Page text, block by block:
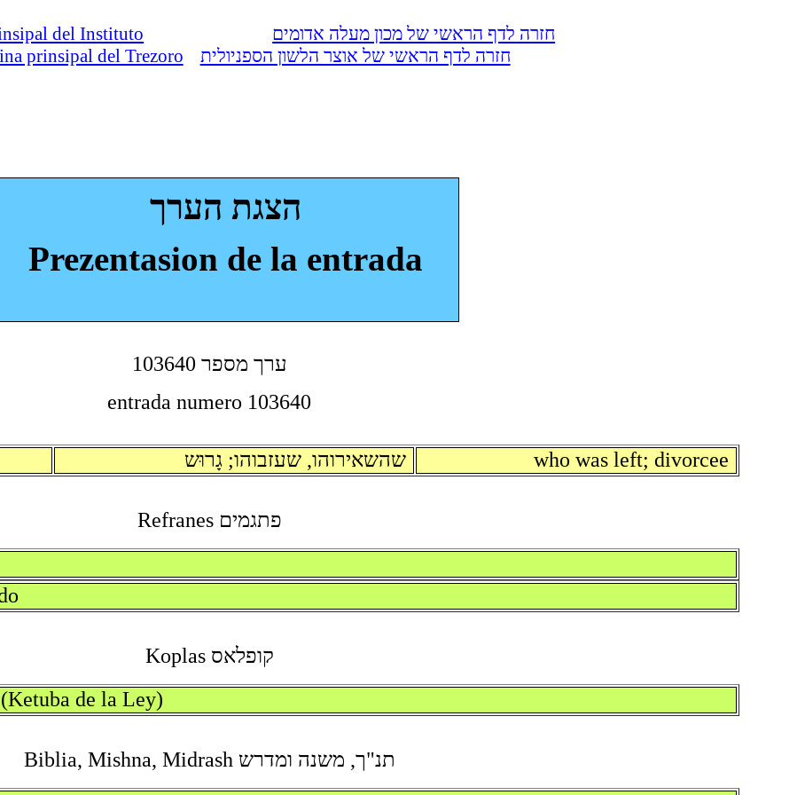
חזרה לדף הראשי של מכון מעלה אדומים
del Instituto
חזרה לדף הראשי של אוצר הלשון הספניולית
prinsipal del Trezoro
הצגת הערך
Prezentasion de la entrada
103640 ערך מספר
entrada numero 103640
שהשאירוהו, שעזבוהו; גָרוּש who was left; divorcee
פתגמים Refranes
קופלאס Koplas
de la Ley)
תנ"ך, משנה ומדרש Biblia, Mishna, Midrash